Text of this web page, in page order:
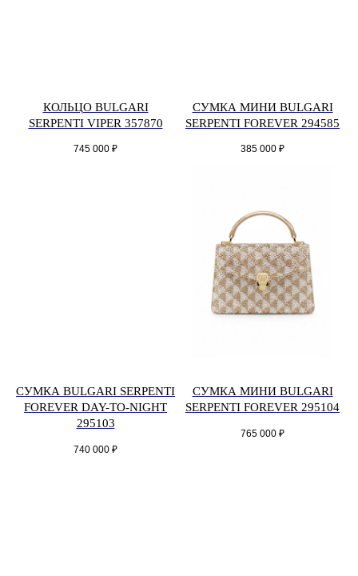
КОЛЬЦО BULGARI
SERPENTI VIPER 357870
745 000 ₽
СУМКА МИНИ BULGARI
SERPENTI FOREVER 294585
385 000 ₽
СУМКА BULGARI SERPENTI
FOREVER DAY-TO-NIGHT
295103
740 000 ₽
СУМКА МИНИ BULGARI
SERPENTI FOREVER 295104
765 000 ₽